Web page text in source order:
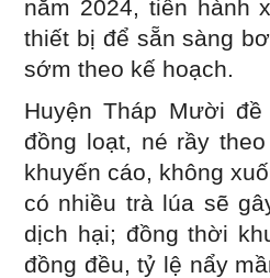
năm 2024, tiến hành
thiết bị để sẵn sàng
sớm theo kế hoạch.
Huyện Tháp Mười
đồng loạt, né rầy
khuyến cáo, không
có nhiều trà lúa sẽ
dịch hại; đồng thời
đồng đều, tỷ lệ nẩy